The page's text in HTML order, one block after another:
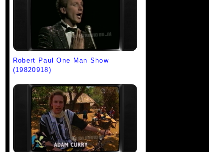
Robert Paul One Man Show
(19820918)